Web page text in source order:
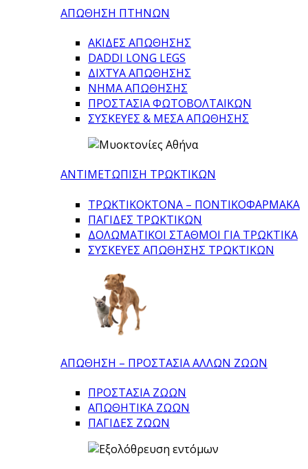
ΑΠΩΘΗΣΗ ΠΤΗΝΩΝ
ΑΚΙΔΕΣ ΑΠΩΘΗΣΗΣ
DADDI LONG LEGS
ΔΙΧΤΥΑ ΑΠΩΘΗΣΗΣ
ΝΗΜΑ ΑΠΩΘΗΣΗΣ
ΠΡΟΣΤΑΣΙΑ ΦΩΤΟΒΟΛΤΑΙΚΩΝ
ΣΥΣΚΕΥΕΣ & ΜΕΣΑ ΑΠΩΘΗΣΗΣ
ΑΝΤΙΜΕΤΩΠΙΣΗ ΤΡΩΚΤΙΚΩΝ
ΤΡΩΚΤΙΚΟΚΤΟΝΑ – ΠΟΝΤΙΚΟΦΑΡΜΑΚA
ΠΑΓΙΔΕΣ ΤΡΩΚΤΙΚΩΝ
ΔΟΛΩΜΑΤΙΚΟΙ ΣΤΑΘΜΟΙ ΓΙΑ ΤΡΩΚΤΙΚΑ
ΣΥΣΚΕΥΕΣ ΑΠΩΘΗΣΗΣ ΤΡΩΚΤΙΚΩΝ
ΑΠΩΘΗΣΗ – ΠΡΟΣΤΑΣΙΑ ΑΛΛΩΝ ΖΩΩΝ
ΠΡΟΣΤΑΣΙΑ ΖΩΩΝ
ΑΠΩΘΗΤΙΚΑ ΖΩΩΝ
ΠΑΓΙΔΕΣ ΖΩΩΝ